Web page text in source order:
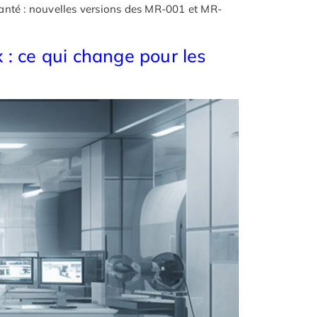
: nouvelles versions des MR-001 et MR-
ce qui change pour les